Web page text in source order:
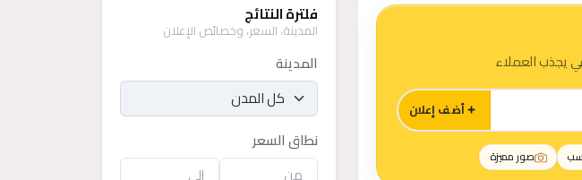
يجذب العملاء
أضف إعلان
صور مميزة
فلترة النتائج
المدينة، السعر، وخصائص الإعلان
المدينة
نطاق السعر